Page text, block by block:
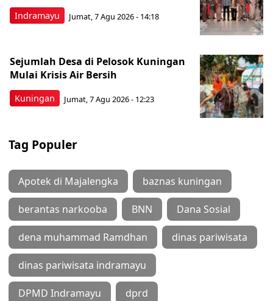
Indramayu Jumat, 7 Agu 2026 - 14:18
Kuningan
Sejumlah Desa di Pelosok Kuningan
Mulai Krisis Air Bersih
Jumat, 7 Agu 2026 - 12:23
Tag Populer
Apotek di Majalengka baznas kuningan
berantas narkooba BNN Dana Sosial
dena muhammad Ramdhan dinas pariwisata
dinas pariwisata indramayu
DPMD Indramayu dprd